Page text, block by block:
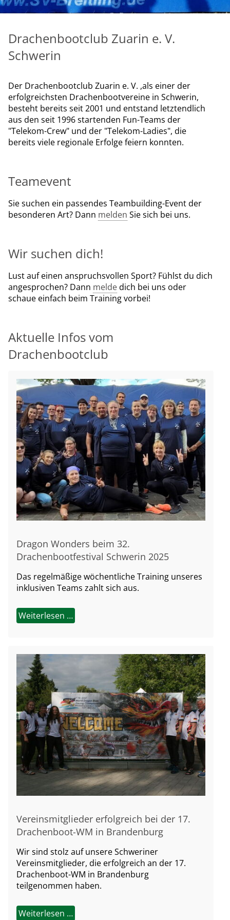
Drachenbootclub Zuarin e. V.
Schwerin
Der Drachenbootclub Zuarin e. V. ,als einer der
erfolgreichsten Drachenbootvereine in Schwerin,
besteht bereits seit 2001 und entstand letztendlich
aus den seit 1996 startenden Fun-Teams der
"Telekom-Crew" und der "Telekom-Ladies", die
bereits viele regionale Erfolge feiern konnten.
Teamevent
Sie suchen ein passendes Teambuilding-Event der
besonderen Art? Dann melden Sie sich bei uns.
Wir suchen dich!
Lust auf einen anspruchsvollen Sport? Fühlst du dich
angesprochen? Dann meldedich bei uns oder
schaue einfach beim Training vorbei!
Aktuelle Infos vom
Drachenbootclub
Dragon Wonders beim 32.
Drachenbootfestival Schwerin 2025
Das regelmäßige wöchentliche Training unseres
inklusiven Teams zahlt sich aus.
Weiterlesen …
Vereinsmitglieder erfolgreich bei der 17.
Drachenboot-WM in Brandenburg
Wir sind stolz auf unsere Schweriner
Vereinsmitglieder, die erfolgreich an der 17.
Drachenboot-WM in Brandenburg
teilgenommen haben.
Weiterlesen …